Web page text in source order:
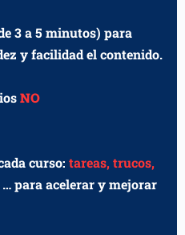
3 a 5 minutos) para
y facilidad el contenido.
NO
curso: tareas, trucos,
… para acelerar y mejorar